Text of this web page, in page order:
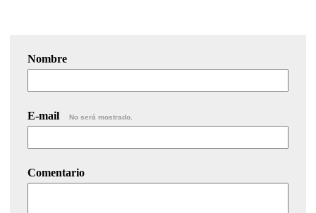
Nombre
E-mail No será mostrado.
Comentario